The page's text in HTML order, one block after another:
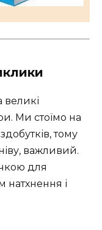
великі
Ми стоїмо на
тому
важливий.
для
натхнення і